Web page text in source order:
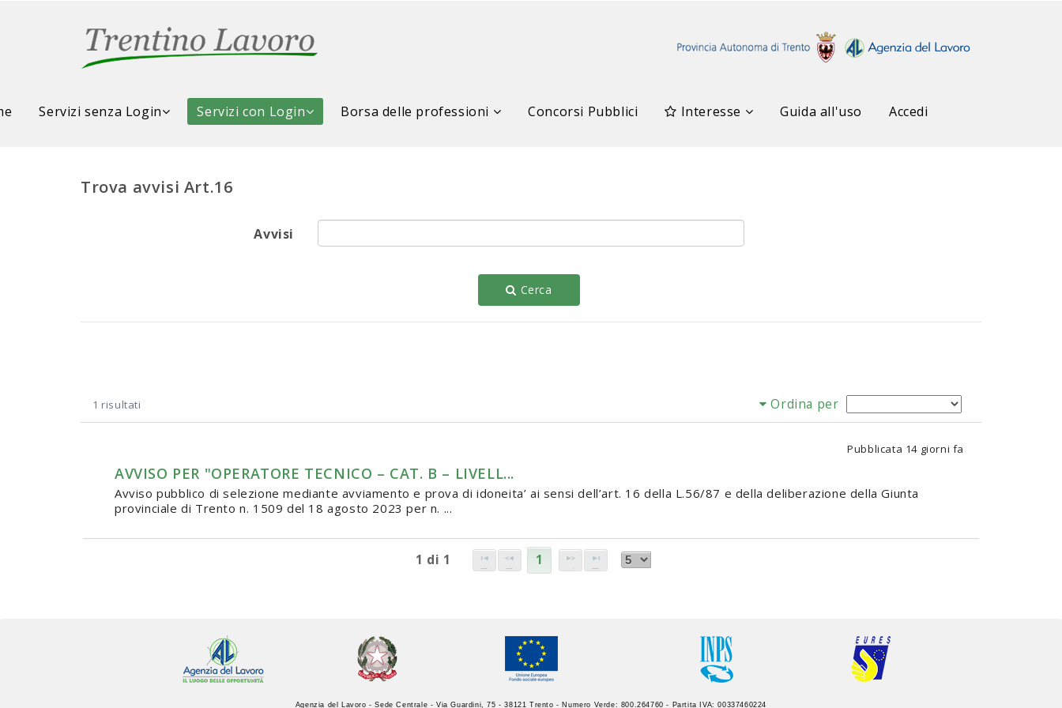
Servizi senza Login Servizi con Login Borsa delle professioni Concorsi Pubblici Interesse Guida all'uso Accedi
Trova avvisi Art.16
Avvisi
Cerca
1 risultati Ordina per
Pubblicata 14 giorni fa
AVVISO PER "OPERATORE TECNICO – CAT. B – LIVELL...
Avviso pubblico di selezione mediante avviamento e prova di idoneita’ ai sensi dell’art. 16 della L.56/87 e della deliberazione della Giunta
provinciale di Trento n. 1509 del 18 agosto 2023 per n. ...
1 di 1 1
Agenzia del Lavoro - Sede Centrale - Via Guardini, 75 - 38121 Trento - Numero Verde: 800.264760 - Partita IVA: 00337460224